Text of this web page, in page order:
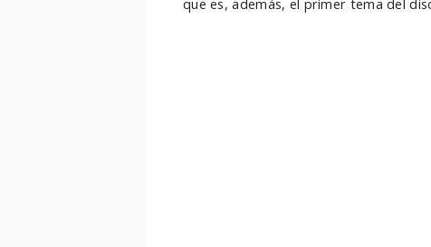
que es, además, el primer tema del